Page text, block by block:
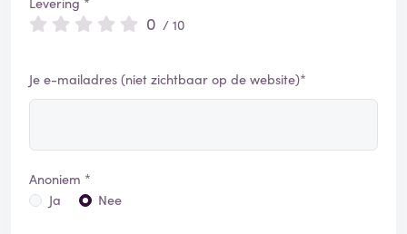
0 / 10
Je e-mailadres (niet zichtbaar op de website)*
Anoniem *
Ja
Nee